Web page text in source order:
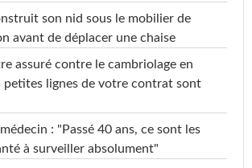
son nid sous le mobilier de
avant de déplacer une chaise
assuré contre le cambriolage en
petites lignes de votre contrat sont
: "Passé 40 ans, ce sont les
à surveiller absolument"